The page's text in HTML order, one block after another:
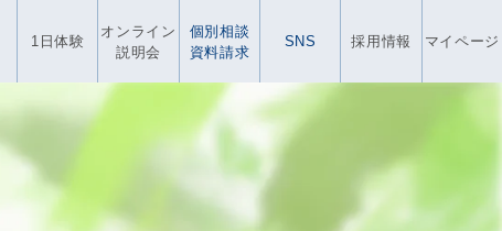
1日体験
オンライン
説明会
個別相談
資料請求
SNS 採用情報 マイページ